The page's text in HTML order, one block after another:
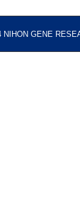
NIHON GENE